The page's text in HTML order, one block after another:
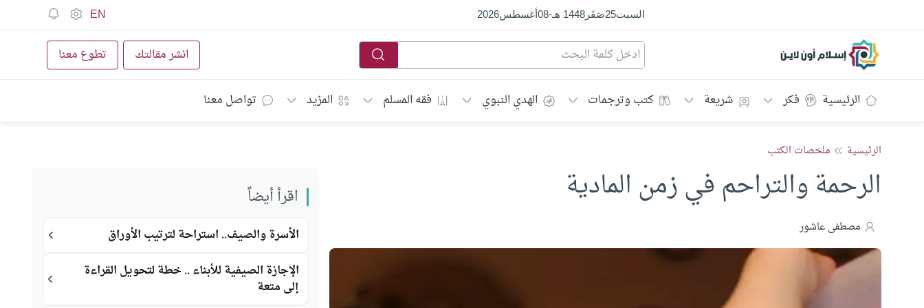
السبت25صَفَر1448 هـ -
08أغسطس2026
EN
إسلام أون لاين انشر مقالتك تطوع معنا
الرئيسية فكر شريعة كتب وترجمات الهدي النبوي فقه المسلم المزيد تواصل معنا
الرئيسية ملخصات الكتب
الرحمة والتراحم في زمن المادية
مصطفى عاشور
اقرأ أيضاً
الأسرة والصيف.. استراحة لترتيب الأوراق
الإجازة الصيفية للأبناء .. خطة لتحويل القراءة
إلى متعة